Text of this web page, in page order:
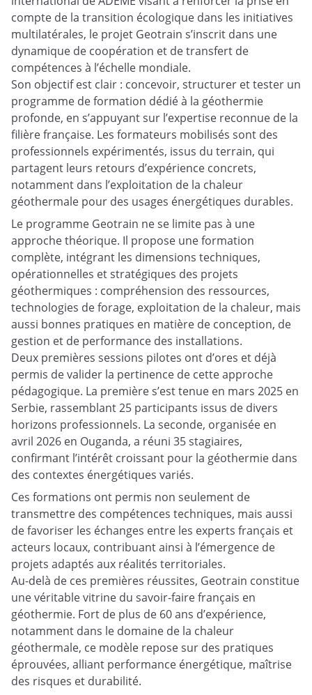
compte de la transition écologique dans les initiatives
multilatérales, le projet Geotrain s’inscrit dans une
dynamique de coopération et de transfert de
compétences à l’échelle mondiale.
Son objectif est clair : concevoir, structurer et tester un
programme de formation dédié à la géothermie
profonde, en s’appuyant sur l’expertise reconnue de la
filière française. Les formateurs mobilisés sont des
professionnels expérimentés, issus du terrain, qui
partagent leurs retours d’expérience concrets,
notamment dans l’exploitation de la chaleur
géothermale pour des usages énergétiques durables.
Le programme Geotrain ne se limite pas à une
approche théorique. Il propose une formation
complète, intégrant les dimensions techniques,
opérationnelles et stratégiques des projets
géothermiques : compréhension des ressources,
technologies de forage, exploitation de la chaleur, mais
aussi bonnes pratiques en matière de conception, de
gestion et de performance des installations.
Deux premières sessions pilotes ont d’ores et déjà
permis de valider la pertinence de cette approche
pédagogique. La première s’est tenue en mars 2025 en
Serbie, rassemblant 25 participants issus de divers
horizons professionnels. La seconde, organisée en
avril 2026 en Ouganda, a réuni 35 stagiaires,
confirmant l’intérêt croissant pour la géothermie dans
des contextes énergétiques variés.
Ces formations ont permis non seulement de
transmettre des compétences techniques, mais aussi
de favoriser les échanges entre les experts français et
acteurs locaux, contribuant ainsi à l’émergence de
projets adaptés aux réalités territoriales.
Au-delà de ces premières réussites, Geotrain constitue
une véritable vitrine du savoir-faire français en
géothermie. Fort de plus de 60 ans d’expérience,
notamment dans le domaine de la chaleur
géothermale, ce modèle repose sur des pratiques
éprouvées, alliant performance énergétique, maîtrise
des risques et durabilité.